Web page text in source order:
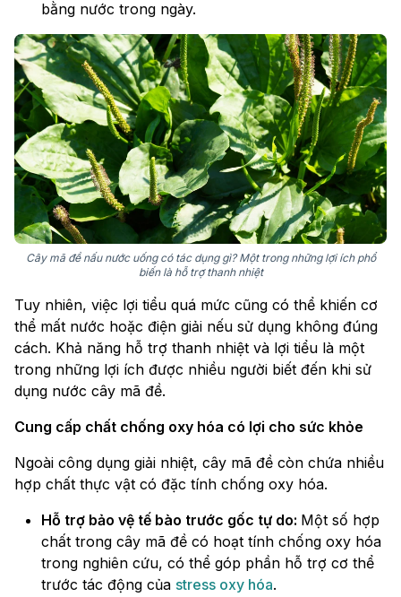
bằng nước trong ngày.
Cây mã đề nấu nước uống có tác dụng gì? Một trong những lợi ích phổ
biến là hỗ trợ thanh nhiệt
Tuy nhiên, việc lợi tiểu quá mức cũng có thể khiến cơ
thể mất nước hoặc điện giải nếu sử dụng không đúng
cách. Khả năng hỗ trợ thanh nhiệt và lợi tiểu là một
trong những lợi ích được nhiều người biết đến khi sử
dụng nước cây mã đề.
Cung cấp chất chống oxy hóa có lợi cho sức khỏe
Ngoài công dụng giải nhiệt, cây mã đề còn chứa nhiều
hợp chất thực vật có đặc tính chống oxy hóa.
Hỗ trợ bảo vệ tế bào trước gốc tự do: Một số hợp
chất trong cây mã đề có hoạt tính chống oxy hóa
trong nghiên cứu, có thể góp phần hỗ trợ cơ thể
trước tác động của stress oxy hóa.